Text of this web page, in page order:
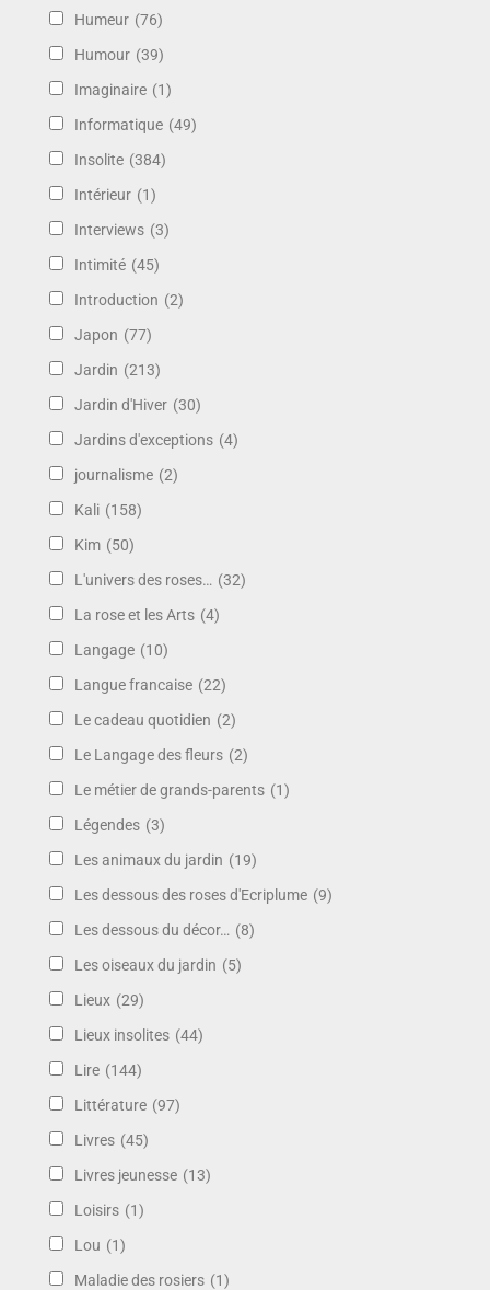
Humeur (76)
Humour (39)
Imaginaire (1)
Informatique (49)
Insolite (384)
Intérieur (1)
Interviews (3)
Intimité (45)
Introduction (2)
Japon (77)
Jardin (213)
Jardin d'Hiver (30)
Jardins d'exceptions (4)
journalisme (2)
Kali (158)
Kim (50)
L'univers des roses… (32)
La rose et les Arts (4)
Langage (10)
Langue francaise (22)
Le cadeau quotidien (2)
Le Langage des fleurs (2)
Le métier de grands-parents (1)
Légendes (3)
Les animaux du jardin (19)
Les dessous des roses d'Ecriplume (9)
Les dessous du décor… (8)
Les oiseaux du jardin (5)
Lieux (29)
Lieux insolites (44)
Lire (144)
Littérature (97)
Livres (45)
Livres jeunesse (13)
Loisirs (1)
Lou (1)
Maladie des rosiers (1)